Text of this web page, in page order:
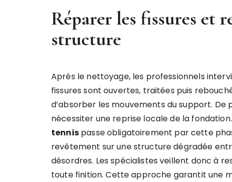
Réparer les fissures et
structure
Après le nettoyage, les professionnels
fissures sont ouvertes, traitées puis
d’absorber les mouvements du support. De
nécessiter une reprise locale de la
tennispasse obligatoirement par cette
revêtement sur une structure dégradée
désordres. Les spécialistes veillent donc à
toute finition. Cette approche garantit une